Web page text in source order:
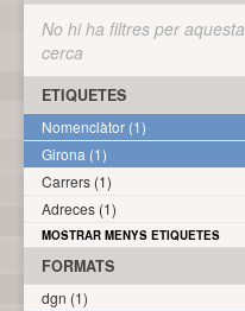
No hi ha filtres per aquesta
cerca
ETIQUETES
Nomenclàtor (1)
Girona (1)
Carrers (1)
Adreces (1)
MOSTRAR MENYS ETIQUETES
FORMATS
dgn (1)